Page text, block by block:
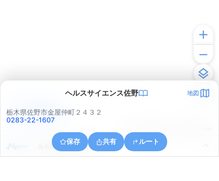
ヘルスサイエンス佐野 地図
栃木県佐野市金屋仲町２４３２
0283-22-1607
保存 共有 ルート
栃木県佐野市金屋下町
アプリで見る